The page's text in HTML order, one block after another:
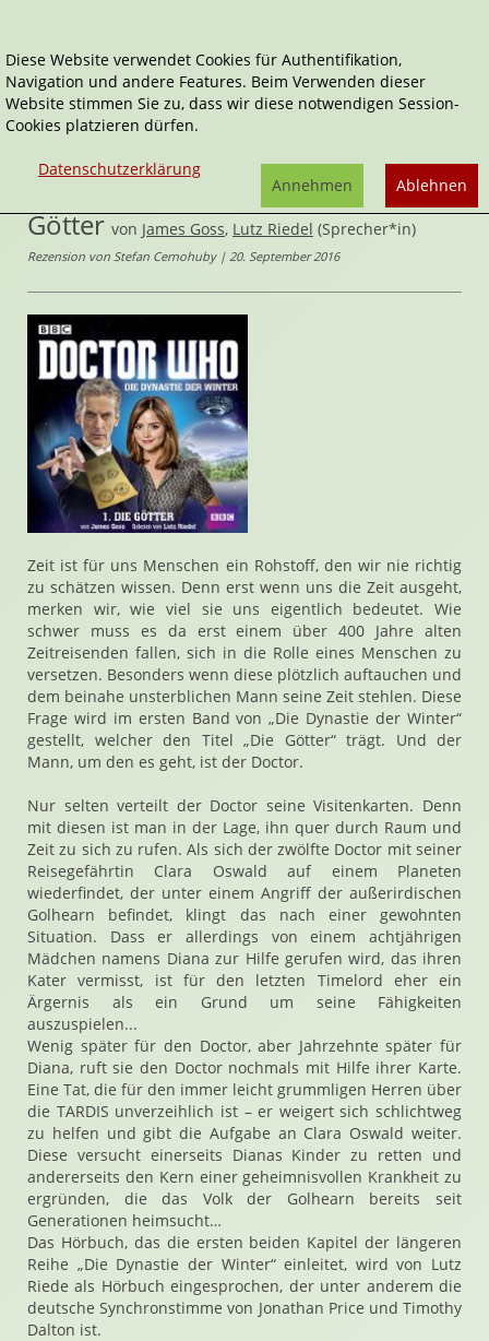
Home Audio-Bücher
Fantasy & Science Fiction
Die Dynastie der Winter 1: Die Götter
Die Dynastie der Winter Doctor Who
Die Dynastie der Winter 1: Die
Götter von James Goss, Lutz Riedel (Sprecher*in)
Rezension von Stefan Cernohuby | 20. September 2016
Zeit ist für uns Menschen ein Rohstoff, den wir nie richtig
zu schätzen wissen. Denn erst wenn uns die Zeit ausgeht,
merken wir, wie viel sie uns eigentlich bedeutet. Wie
schwer muss es da erst einem über 400 Jahre alten
Zeitreisenden fallen, sich in die Rolle eines Menschen zu
versetzen. Besonders wenn diese plötzlich auftauchen und
dem beinahe unsterblichen Mann seine Zeit stehlen. Diese
Frage wird im ersten Band von „Die Dynastie der Winter“
gestellt, welcher den Titel „Die Götter“ trägt. Und der
Mann, um den es geht, ist der Doctor.
Nur selten verteilt der Doctor seine Visitenkarten. Denn
mit diesen ist man in der Lage, ihn quer durch Raum und
Zeit zu sich zu rufen. Als sich der zwölfte Doctor mit seiner
Reisegefährtin Clara Oswald auf einem Planeten
wiederfindet, der unter einem Angriff der außerirdischen
Golhearn befindet, klingt das nach einer gewohnten
Situation. Dass er allerdings von einem achtjährigen
Mädchen namens Diana zur Hilfe gerufen wird, das ihren
Kater vermisst, ist für den letzten Timelord eher ein
Ärgernis als ein Grund um seine Fähigkeiten
auszuspielen...
Wenig später für den Doctor, aber Jahrzehnte später für
Diana, ruft sie den Doctor nochmals mit Hilfe ihrer Karte.
Eine Tat, die für den immer leicht grummligen Herren über
die TARDIS unverzeihlich ist – er weigert sich schlichtweg
zu helfen und gibt die Aufgabe an Clara Oswald weiter.
Diese versucht einerseits Dianas Kinder zu retten und
andererseits den Kern einer geheimnisvollen Krankheit zu
ergründen, die das Volk der Golhearn bereits seit
Generationen heimsucht…
Das Hörbuch, das die ersten beiden Kapitel der längeren
Reihe „Die Dynastie der Winter“ einleitet, wird von Lutz
Riede als Hörbuch eingesprochen, der unter anderem die
deutsche Synchronstimme von Jonathan Price und Timothy
Dalton ist.
Diese Website verwendet Cookies für Authentifikation,
Navigation und andere Features. Beim Verwenden dieser
Website stimmen Sie zu, dass wir diese notwendigen Session-
Cookies platzieren dürfen.
Datenschutzerklärung
Ablehnen
Annehmen